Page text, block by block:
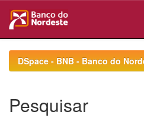
navigationDSpace - BNB - Banco do
Pesquisar